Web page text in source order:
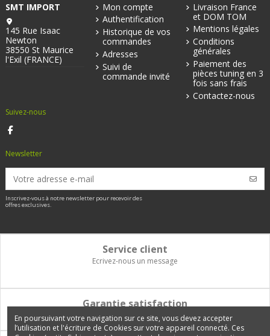
SMT IMPORT
145 Rue Isaac
Newton
38550 St Maurice
l'Exil (FRANCE)
Mon compte
Authentification
Historique de vos
commandes
Adresses
Suivi de
commande invité
Livraison France
et DOM TOM
Mentions légales
Conditions
générales
Paiement des
pièces tuning en 3
fois sans frais
Contactez-nous
Suivez-nous
Newsletter
Inscrivez-vous à notre newsletter pour recevoir des
offres exclusives.
Service client
Ecrivez-nous un message
Garantie satisfaction
Vous disposez de 14 jours pour changer d'avis et être remboursé
En poursuivant votre navigation sur ce site, vous devez accepter
l’utilisation et l'écriture de Cookies sur votre appareil connecté. Ces